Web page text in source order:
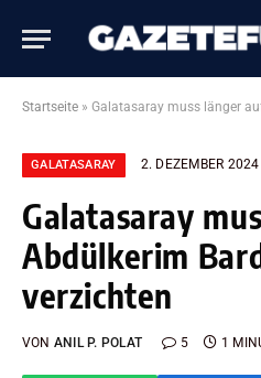
Startseite » Galatasaray muss länger
GALATASARAY 2. DEZEMBER 2024
Galatasaray
Abdülkerim
verzichten
VON ANIL P. POLAT 5 1